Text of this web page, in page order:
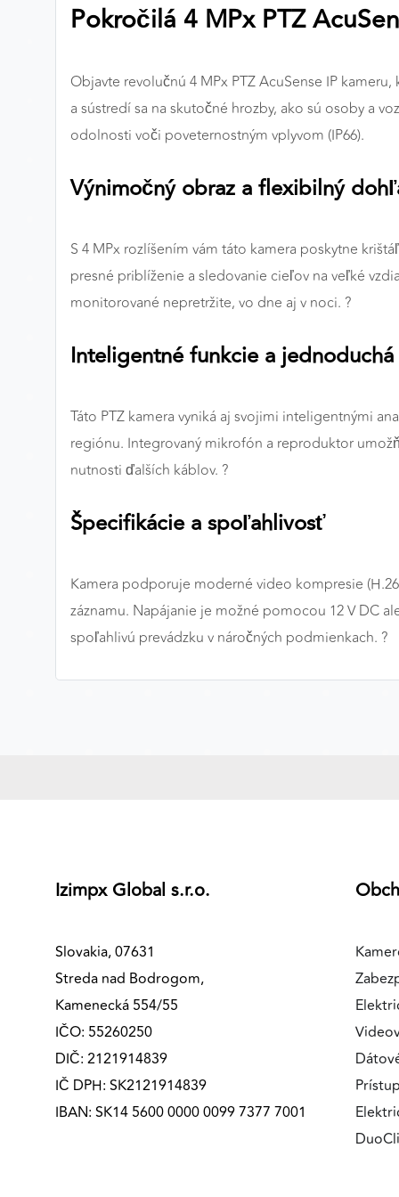
Pokročilá 4 MPx PTZ
Objavte revolučnú 4 MPx PTZ AcuSense IP
a sústredí sa na skutočné hrozby, ako sú osoby a
odolnosti voči poveternostným vplyvom (IP66).
Výnimočný obraz a flexibilný
S 4 MPx rozlíšením vám táto kamera poskytne
presné priblíženie a sledovanie cieľov na veľké
monitorované nepretržite, vo dne aj v noci. ?
Inteligentné funkcie a
Táto PTZ kamera vyniká aj svojimi inteligentnými
regiónu. Integrovaný mikrofón a reproduktor
nutnosti ďalších káblov. ?
Špecifikácie a spoľahlivosť
Kamera podporuje moderné video kompresie
záznamu. Napájanie je možné pomocou 12 V DC
spoľahlivú prevádzku v náročných podmienkach. ?️
Izimpx Global s.r.o.
Slovakia, 07631
Streda nad Bodrogom,
Kamenecká 554/55
IČO: 55260250
DIČ: 2121914839
IČ DPH: SK2121914839
IBAN: SK14 5600 0000 0099 7377 7001
Preferenčné cookies
ANALYTICKÉ COOKIES
Analytické cookies nám umožňujú meranie výkonu
nášho webu. Ich pomocou určujeme počet návštev a
pomocou týchto cookies spracovávame anonymne a
cookies môžeme optimalizovať výkon a funkčnosť
našich stránok.
Poskytovateľ: Google
MARKETINGOVÉ COOKIES
Marketingové cookies sa používajú na sledovanie
správania používateľov naprieč webovými stránkami.
relevantnú reklamu, a to na našom webe aj v
reklamných sieťach tretích strán.
Google Ads
Poskytovateľ: Google